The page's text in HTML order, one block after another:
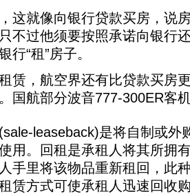
就像向银行贷款买房，说
不过他须要按照承诺向银行
行“租”房子。
，航空界还有比贷款买房更
国航部分波音777-300ER客
leaseback)是将自制或外
用。回租是承租人将其所拥
手里将该物品重新租回，此
赁方式可使承租人迅速回收